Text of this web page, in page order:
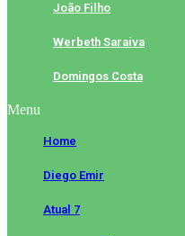
João Filho
Werbeth Saraiva
Domingos Costa
Menu
Home
Diego Emir
Atual 7